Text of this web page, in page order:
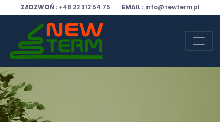
ZADZWOŃ : +48 22 812 54 75 EMAIL : info@newterm.pl